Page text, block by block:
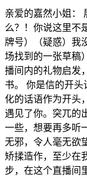
亲爱的嘉然小姐：
么？！你说这里不
牌号）（疑惑）我
场找到的一张草稿
播间内的礼物启发
书。 你是信的开
化的话语作为开头
遇见了你。突兀的
一些，想要再多听
无邪，令人毫无欲
矫揉造作，至少在
步，在这个直播间